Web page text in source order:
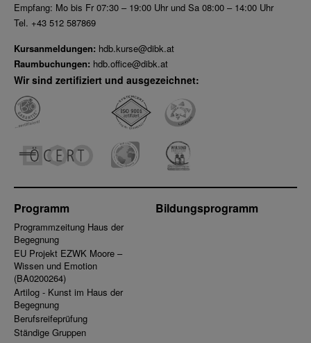
Empfang: Mo bis Fr 07:30 – 19:00 Uhr und Sa 08:00 – 14:00 Uhr
Tel. +43 512 587869
Kursanmeldungen: hdb.kurse@dibk.at
Raumbuchungen: hdb.office@dibk.at
Wir sind zertifiziert und ausgezeichnet:
Programm
Programmzeitung Haus der
Begegnung
EU Projekt EZWK Moore –
Wissen und Emotion
(BA0200264)
Artilog - Kunst im Haus der
Begegnung
Berufsreifeprüfung
Ständige Gruppen
Bildungsprogramm